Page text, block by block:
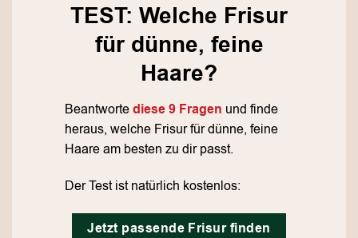
TEST: Welche Frisur
für dünne, feine
Haare?
Beantwortediese 9 Fragen und finde
heraus, welche Frisur für dünne, feine
Haare am besten zu dir passt.
Der Test ist natürlich kostenlos:
Jetzt passende Frisur finden